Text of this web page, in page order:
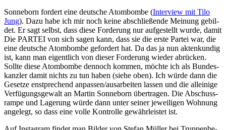
Son­ne­born for­dert eine deut­sche Atom­bom­be (Inter­view mit Tilo
Jung). Dazu habe ich mir noch kei­ne abschlie­ßen­de Mei­nung gebil­
det. Er sagt selbst, dass die­se For­de­rung nur auf­ge­stellt wur­de, damit
Die PARTEI von sich sagen kann, dass sie die ers­te Par­tei war, die
eine deut­sche Atom­bom­be gefor­dert hat. Da das ja nun akten­kun­dig
ist, kann man eigent­lich von die­ser For­de­rung wie­der abrü­cken.
Soll­te die­se Atom­bom­be den­noch kom­men, möch­te ich als Bun­des­
kanz­ler damit nichts zu tun haben (sie­he oben). Ich wür­de dann die
Geset­ze enst­pre­chend anpassen/ausarbeiten las­sen und die allei­ni­ge
Ver­fü­gungs­ge­walt an Mar­tin Son­ne­born über­tra­gen. Die Abschuss­
ram­pe und Lage­rung wür­de dann unter sei­ner jewei­li­gen Woh­nung
ange­legt, so dass eine vol­le Kon­trol­le gewähr­leis­tet ist.